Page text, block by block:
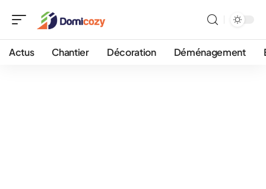
Actus Chantier Décoration Déménagement